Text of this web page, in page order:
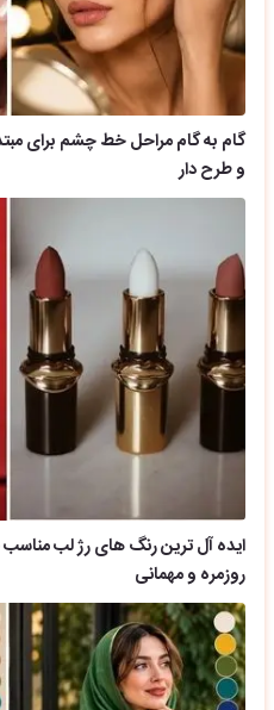
گام به گام مراحل خط چشم برای
و طرح دار
روزمره و مهمانی